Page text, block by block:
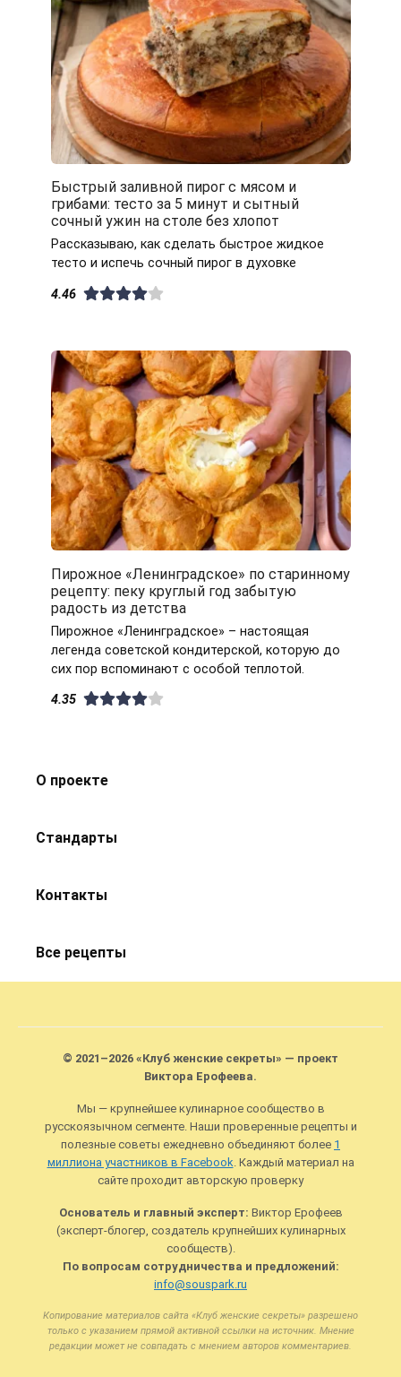
Быстрый заливной пирог с мясом и
грибами: тесто за 5 минут и сытный
сочный ужин на столе без хлопот
Рассказываю, как сделать быстрое жидкое
тесто и испечь сочный пирог в духовке
4.46
Пирожное «Ленинградское» по старинному
рецепту: пеку круглый год забытую
радость из детства
Пирожное «Ленинградское» – настоящая
легенда советской кондитерской, которую до
сих пор вспоминают с особой теплотой.
4.35
О проекте
Стандарты
Контакты
Все рецепты
© 2021–2026 «Клуб женские секреты» — проект
Виктора Ерофеева.
Мы — крупнейшее кулинарное сообщество в
русскоязычном сегменте. Наши проверенные рецепты и
полезные советы ежедневно объединяют более 1
миллиона участников в Facebook . Каждый материал на
сайте проходит авторскую проверку
Основатель и главный эксперт: Виктор Ерофеев
(эксперт-блогер, создатель крупнейших кулинарных
сообществ).
По вопросам сотрудничества и предложений:
info@souspark.ru
Копирование материалов сайта «Клуб женские секреты» разрешено
только с указанием прямой активной ссылки на источник. Мнение
редакции может не совпадать с мнением авторов комментариев.